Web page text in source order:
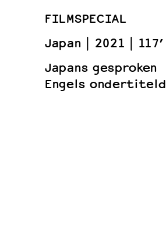
FILMSPECIAL
Japan
2021
117’
Japans gesproken
Engels ondertiteld